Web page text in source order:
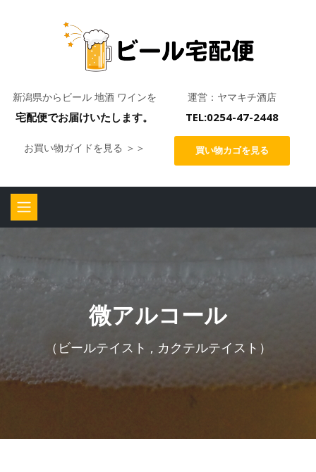
新潟県からビール 地酒 ワインを
宅配便でお届けいたします。
運営：ヤマキチ酒店
TEL:0254-47-2448
お買い物ガイドを見る ＞＞ 買い物カゴを見る
微アルコール
（ビールテイスト , カクテルテイスト）